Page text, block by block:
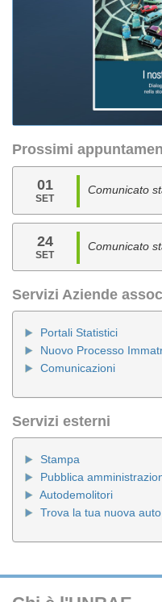
Prossimi
01
SET
Comunicato
24
SET
Comunicato
Servizi Aziende
Portali Statistici
Nuovo Processo
Comunicazioni
Servizi esterni
Stampa
Pubblica
Autodemolitori
Trova la tua nuova